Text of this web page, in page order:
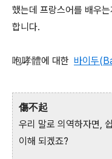
했는데 프랑스어를 배우
합니다.
咆哮體에 대한 바이두
傷不起
우리 말로 의역하자면,
이해 되겠죠?